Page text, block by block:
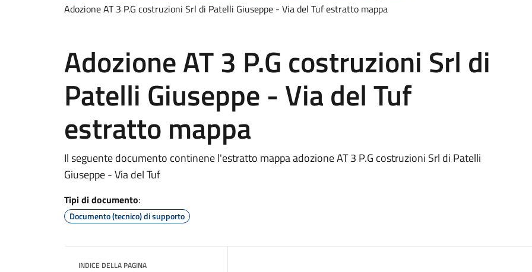
Adozione AT 3 P.G costruzioni Srl di Patelli Giuseppe - Via del Tuf estratto mappa
Adozione AT 3 P.G costruzioni Srl di
Patelli Giuseppe - Via del Tuf
estratto mappa
Il seguente documento continene l'estratto mappa adozione AT 3 P.G costruzioni Srl di Patelli
Giuseppe - Via del Tuf
Tipi di documento:
Documento (tecnico) di supporto
INDICE DELLA PAGINA